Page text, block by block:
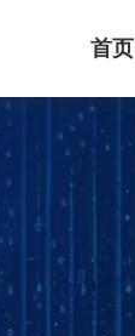
首页